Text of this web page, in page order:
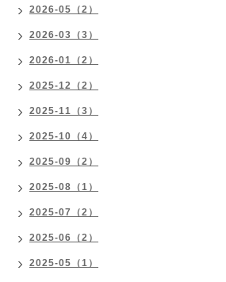
2026-05（2）
2026-03（3）
2026-01（2）
2025-12（2）
2025-11（3）
2025-10（4）
2025-09（2）
2025-08（1）
2025-07（2）
2025-06（2）
2025-05（1）